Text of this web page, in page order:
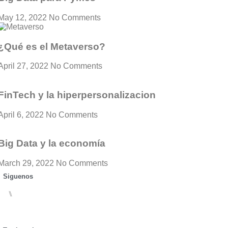
12, 2022 No Comments
es el Metaverso?
27, 2022 No Comments
y la hiperpersonalizacion
6, 2022 No Comments
Data y la economía
29, 2022 No Comments
Siguenos
⑊